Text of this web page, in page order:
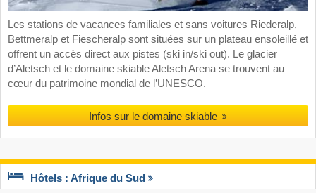
Les stations de vacances familiales et sans voitures Riederalp,
Bettmeralp et Fiescheralp sont situées sur un plateau ensoleillé et
offrent un accès direct aux pistes (ski in/ski out). Le glacier
d’Aletsch et le domaine skiable Aletsch Arena se trouvent au
cœur du patrimoine mondial de l’UNESCO.
Infos sur le domaine skiable
Hôtels : Afrique du Sud